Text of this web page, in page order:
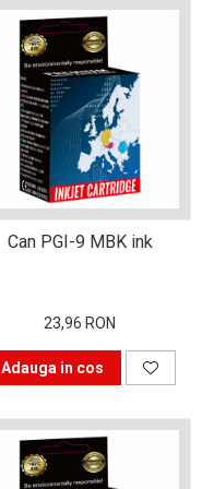
Can PGI-9 MBK ink
23,96 RON
Adauga in cos